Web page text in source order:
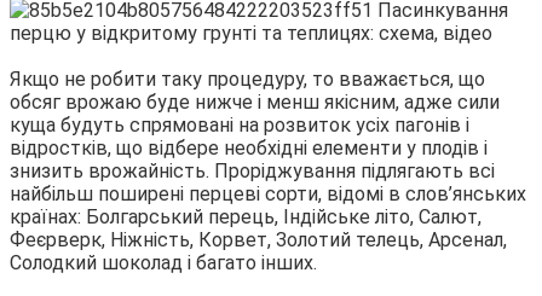
Якщо не робити таку процедуру, то вважається, що
обсяг врожаю буде нижче і менш якісним, адже сили
куща будуть спрямовані на розвиток усіх пагонів і
відростків, що відбере необхідні елементи у плодів і
знизить врожайність. Проріджування підлягають всі
найбільш поширені перцеві сорти, відомі в слов’янських
країнах: Болгарський перець, Індійське літо, Салют,
Феєрверк, Ніжність, Корвет, Золотий телець, Арсенал,
Солодкий шоколад і багато інших.